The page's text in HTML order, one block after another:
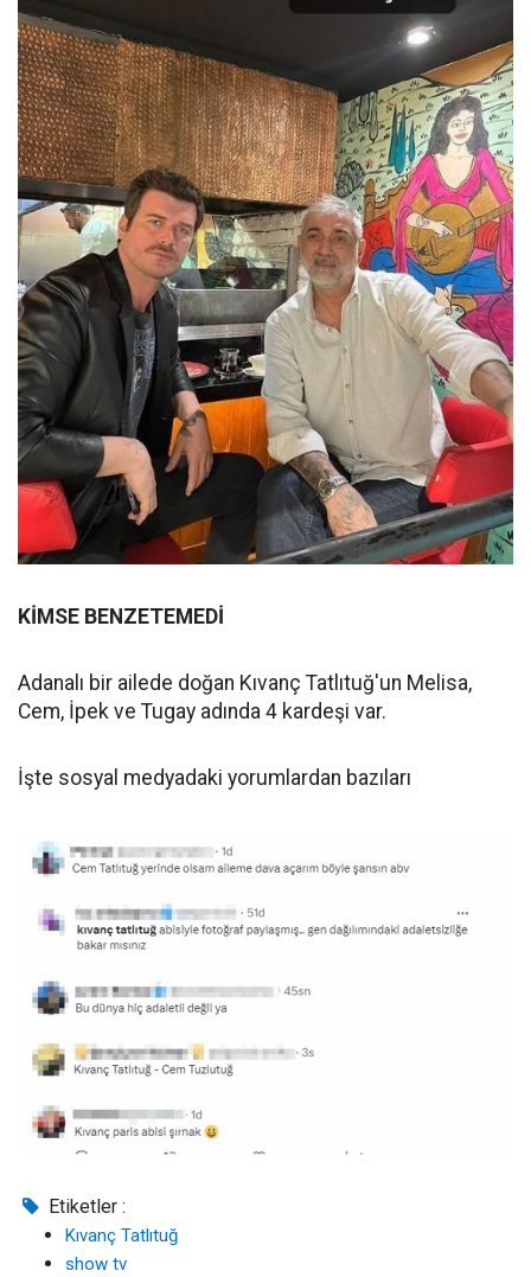
KİMSE BENZETEMEDİ
Adanalı bir ailede doğan Kıvanç Tatlıtuğ'un Melisa,
Cem, İpek ve Tugay adında 4 kardeşi var.
İşte sosyal medyadaki yorumlardan bazıları
Etiketler :
Kıvanç Tatlıtuğ
show tv